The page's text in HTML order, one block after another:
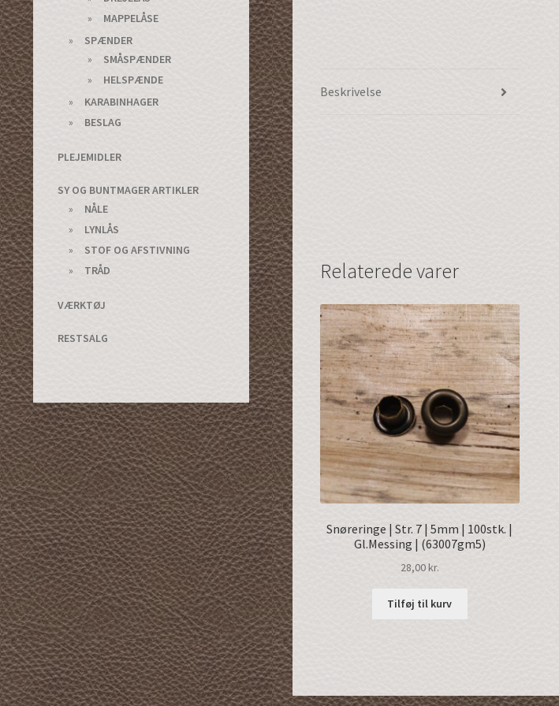
Beskrivelse
Relaterede varer
Snøreringe | Str. 7 | 5mm | 100stk. |
Gl.Messing | (63007gm5)
28,00kr.
Tilføj til kurv
MAPPELÅSE
SPÆNDER
SMÅSPÆNDER
HELSPÆNDE
KARABINHAGER
BESLAG
PLEJEMIDLER
SY OG BUNTMAGER ARTIKLER
NÅLE
LYNLÅS
STOF OG AFSTIVNING
TRÅD
VÆRKTØJ
RESTSALG